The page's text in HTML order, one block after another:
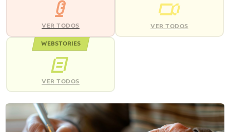
VER TODOS VER TODOS
WEBSTORIES
VER TODOS